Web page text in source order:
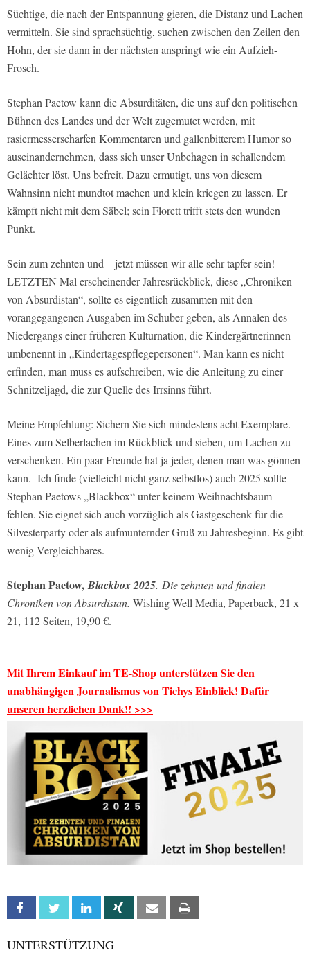
Süchtige, die nach der Entspannung gieren, die Distanz und Lachen
vermitteln. Sie sind sprachsüchtig, suchen zwischen den Zeilen den
Hohn, der sie dann in der nächsten anspringt wie ein Aufzieh-
Frosch.
Stephan Paetow kann die Absurditäten, die uns auf den politischen
Bühnen des Landes und der Welt zugemutet werden, mit
rasiermesserscharfen Kommentaren und gallenbitterem Humor so
auseinandernehmen, dass sich unser Unbehagen in schallendem
Gelächter löst. Uns befreit. Dazu ermutigt, uns von diesem
Wahnsinn nicht mundtot machen und klein kriegen zu lassen. Er
kämpft nicht mit dem Säbel; sein Florett trifft stets den wunden
Punkt.
Sein zum zehnten und – jetzt müssen wir alle sehr tapfer sein! –
LETZTEN Mal erscheinender Jahresrückblick, diese „Chroniken
von Absurdistan“, sollte es eigentlich zusammen mit den
vorangegangenen Ausgaben im Schuber geben, als Annalen des
Niedergangs einer früheren Kulturnation, die Kindergärtnerinnen
umbenennt in „Kindertagespflegepersonen“. Man kann es nicht
erfinden, man muss es aufschreiben, wie die Anleitung zu einer
Schnitzeljagd, die zur Quelle des Irrsinns führt.
Meine Empfehlung: Sichern Sie sich mindestens acht Exemplare.
Eines zum Selberlachen im Rückblick und sieben, um Lachen zu
verschenken. Ein paar Freunde hat ja jeder, denen man was gönnen
kann. Ich finde (vielleicht nicht ganz selbstlos) auch 2025 sollte
Stephan Paetows „Blackbox“ unter keinem Weihnachtsbaum
fehlen. Sie eignet sich auch vorzüglich als Gastgeschenk für die
Silvesterparty oder als aufmunternder Gruß zu Jahresbeginn. Es gibt
wenig Vergleichbares.
Stephan Paetow,Blackbox 2025. Die zehnten und finalen
Chroniken von Absurdistan. Wishing Well Media, Paperback, 21 x
21, 112 Seiten, 19,90 €.
Mit Ihrem Einkauf im TE-Shop unterstützen Sie den
unabhängigen Journalismus von Tichys Einblick! Dafür
unseren herzlichen Dank!! >>>
Facebook Twitter Linkedin Xing Email
UNTERSTÜTZUNG